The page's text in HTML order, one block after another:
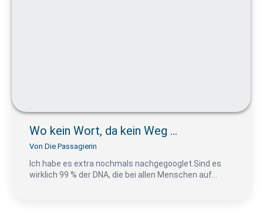
Wo kein Wort, da kein Weg …
Von Die Passagierin
Ich habe es extra nochmals nachgegooglet.Sind es
wirklich 99 % der DNA, die bei allen Menschen auf…